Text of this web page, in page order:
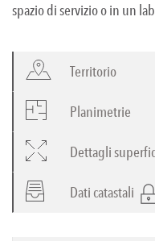
spazio di servizio o in un
Territorio
Planimetrie
Dettagli
Dati catastali